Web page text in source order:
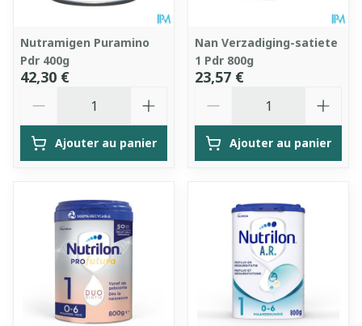
Nutramigen Puramino
Pdr 400g
42,30 €
Ajouter au panier
Nan Verzadiging-satiete
1 Pdr 800g
23,57 €
Ajouter au panier